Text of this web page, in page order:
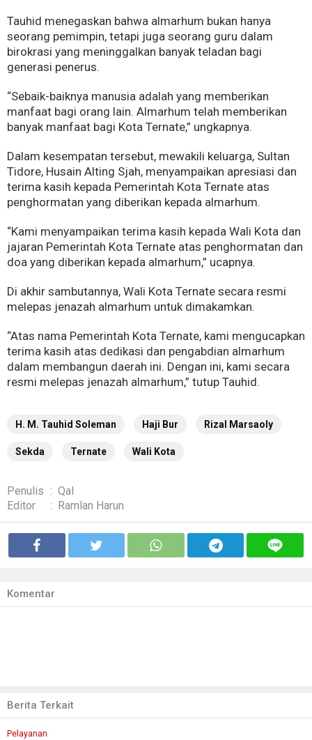
Tauhid menegaskan bahwa almarhum bukan hanya
seorang pemimpin, tetapi juga seorang guru dalam
birokrasi yang meninggalkan banyak teladan bagi
generasi penerus.
“Sebaik-baiknya manusia adalah yang memberikan
manfaat bagi orang lain. Almarhum telah memberikan
banyak manfaat bagi Kota Ternate,” ungkapnya.
Dalam kesempatan tersebut, mewakili keluarga, Sultan
Tidore, Husain Alting Sjah, menyampaikan apresiasi dan
terima kasih kepada Pemerintah Kota Ternate atas
penghormatan yang diberikan kepada almarhum.
“Kami menyampaikan terima kasih kepada Wali Kota dan
jajaran Pemerintah Kota Ternate atas penghormatan dan
doa yang diberikan kepada almarhum,” ucapnya.
Di akhir sambutannya, Wali Kota Ternate secara resmi
melepas jenazah almarhum untuk dimakamkan.
“Atas nama Pemerintah Kota Ternate, kami mengucapkan
terima kasih atas dedikasi dan pengabdian almarhum
dalam membangun daerah ini. Dengan ini, kami secara
resmi melepas jenazah almarhum,” tutup Tauhid.
H. M. Tauhid Soleman Haji Bur Rizal Marsaoly
Sekda Ternate Wali Kota
Penulis : Qal
Editor
: Ramlan Harun
Komentar
Berita Terkait
Pelayanan